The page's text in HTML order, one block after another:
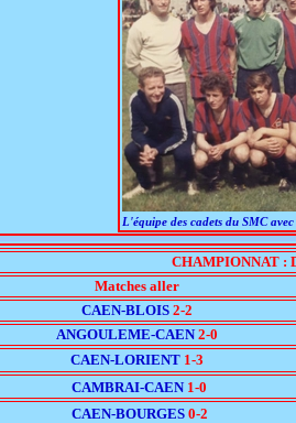
L'équipe des cadets du SMC
CHAMPIONNAT :
Matches aller
CAEN-BLOIS 2-2
ANGOULEME-CAEN 2-0
CAEN-LORIENT 1-3
CAMBRAI-CAEN 1-0
CAEN-BOURGES 0-2